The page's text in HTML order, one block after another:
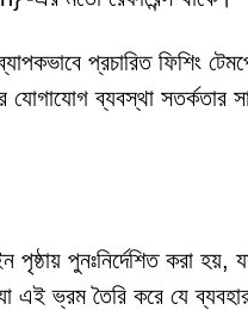
প্রচারিত ফিশিং
ব্যবস্থা সতর্কতার
পুনঃনির্দেশিত করা হয়,
এই ভ্রম তৈরি করে যে